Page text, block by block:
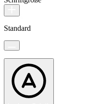
Standard